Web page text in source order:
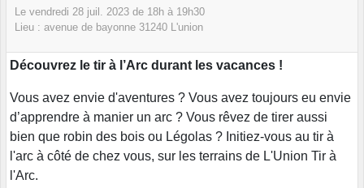
Le vendredi 28 juil. 2023 de 18h à 19h30
Lieu : avenue de bayonne 31240 L'union
Découvrez le tir à l’Arc durant les vacances !
Vous avez envie d'aventures ? Vous avez toujours eu envie
d’apprendre à manier un arc ? Vous rêvez de tirer aussi
bien que robin des bois ou Légolas ? Initiez-vous au tir à
l'arc à côté de chez vous, sur les terrains de L'Union Tir à
l'Arc.